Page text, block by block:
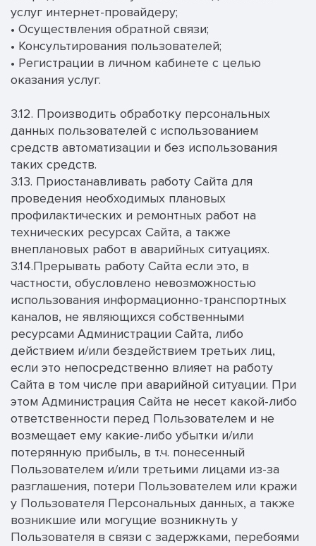
услуг интернет-провайдеру;
• Осуществления обратной связи;
• Консультирования пользователей;
• Регистрации в личном кабинете с целью
оказания услуг.
3.12. Производить обработку персональных
данных пользователей с использованием
средств автоматизации и без использования
таких средств.
3.13. Приостанавливать работу Сайта для
проведения необходимых плановых
профилактических и ремонтных работ на
технических ресурсах Сайта, а также
внеплановых работ в аварийных ситуациях.
3.14.Прерывать работу Сайта если это, в
частности, обусловлено невозможностью
использования информационно-транспортных
каналов, не являющихся собственными
ресурсами Администрации Сайта, либо
действием и/или бездействием третьих лиц,
если это непосредственно влияет на работу
Сайта в том числе при аварийной ситуации. При
этом Администрация Сайта не несет какой-либо
ответственности перед Пользователем и не
возмещает ему какие-либо убытки и/или
потерянную прибыль, в т.ч. понесенный
Пользователем и/или третьими лицами из-за
разглашения, потери Пользователем или кражи
у Пользователя Персональных данных, а также
возникшие или могущие возникнуть у
Пользователя в связи с задержками, перебоями